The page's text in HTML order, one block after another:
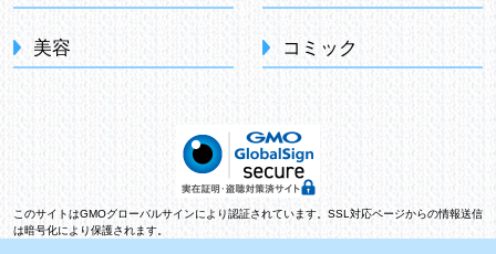
美容 コミック
このサイトはGMOグローバルサインにより認証されています。SSL対応ページからの情報送信
は暗号化により保護されます。